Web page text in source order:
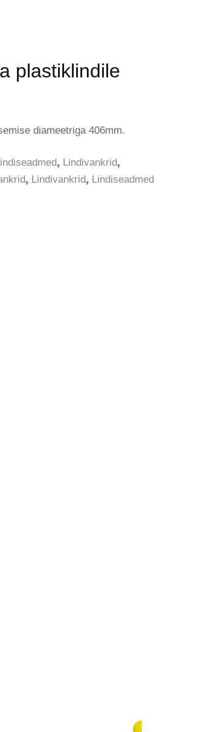
plastiklindile
diameetriga 406mm.
, Lindivankrid,
, Lindivankrid, Lindiseadmed